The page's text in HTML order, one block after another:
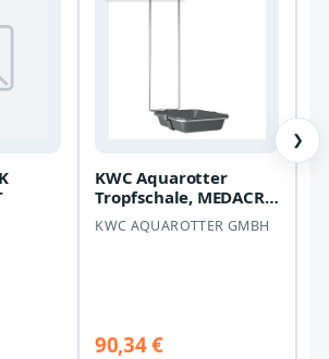
KWC Aquarotter
Tropfschale, MEDACRE,
Kunststoff,
150x408x265 mm, für
KWC AQUAROTTER GMBH
90,34 €
❯